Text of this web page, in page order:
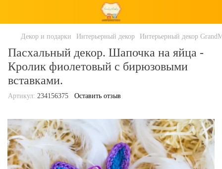
Декор и подарки Интерьерный декор Интерьерный декор
Пасхальный декор. Шапочка на яйца -
Кролик фиолетовый с бирюзовыми
вставками.
Артикул: 234156375 Оставить отзыв